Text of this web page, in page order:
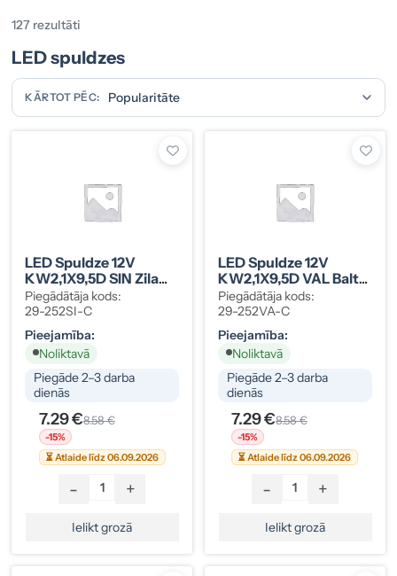
127 rezultāti
LED spuldzes
KĀRTOT PĒC:
LED Spuldze 12V
KW2,1X9,5D SIN Zila
(12961, 5W) (29-252SI-
C)
Piegādātāja kods:
29-252SI-C
Pieejamība:
Noliktavā
Piegāde 2–3 darba
dienās
7.29 €8.58 €
-15%
⏳ Atlaide līdz 06.09.2026
- +
Ielikt grozā
LED Spuldze 12V
KW2,1X9,5D VAL Balta
(12961, 5W) (29-
252VA-C)
Piegādātāja kods:
29-252VA-C
Pieejamība:
Noliktavā
Piegāde 2–3 darba
dienās
7.29 €8.58 €
-15%
⏳ Atlaide līdz 06.09.2026
- +
Ielikt grozā